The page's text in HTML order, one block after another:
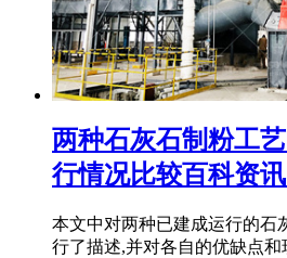
两种石灰石制粉工
行情况比较百科资
本文中对两种已建成运行的石
行了描述,并对各自的优缺点